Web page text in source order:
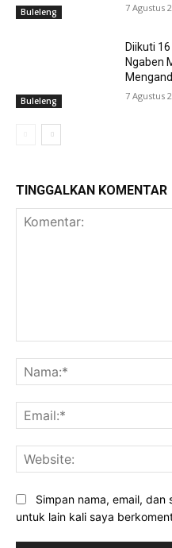
Buleleng 7 Agustus
Buleleng
Diikuti
Ngaben
7 Agustus
TINGGALKAN KOMENTAR
Simpan nama, email,
untuk lain kali saya